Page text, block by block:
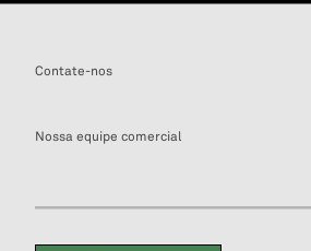
Contate-nos
Nossa equipe comercial